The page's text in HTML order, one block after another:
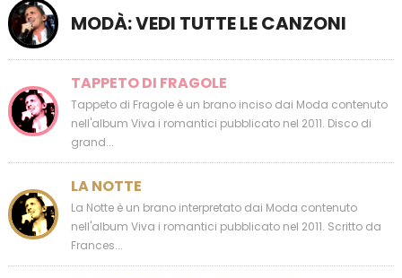
MODÀ: VEDI TUTTE LE CANZONI
TAPPETO DI FRAGOLE
Tappeto di Fragole è un brano inciso dai Moda contenuto
nell'album Viva i romantici pubblicato nel 2011. Disco di
grand...
LA NOTTE
La Notte è un brano interpretato dai Moda contenuto
nell'album Viva i romantici pubblicato nel 2011. Scritto da
Frances...